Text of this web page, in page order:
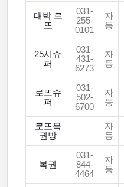
대박 로
또
031-
255-
0101
자
동
25시슈
퍼
031-
431-
6273
자
동
로또슈
퍼
031-
502-
6700
자
동
로또복
권방
자
동
복권
031-
844-
4464
자
동